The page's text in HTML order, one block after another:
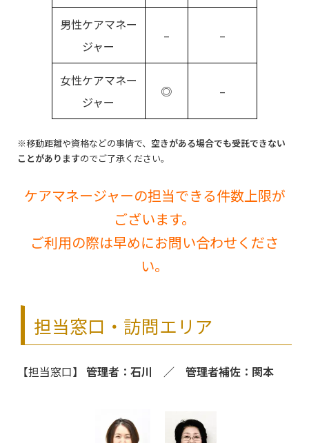
男性ケアマネー
ジャー
– –
女性ケアマネー
ジャー
◎ –
※移動距離や資格などの事情で、 空きがある場合でも受託できない
ことがありますのでご了承ください。
ケアマネージャーの担当できる件数上限が
ございます。
ご利用の際は早めにお問い合わせくださ
い。
担当窓口・訪問エリア
【担当窓口】 管理者：石川 ／ 管理者補佐：関本